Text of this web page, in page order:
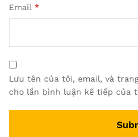
Email *
Lưu tên của tôi, email, và
cho lần bình luận kế tiếp của